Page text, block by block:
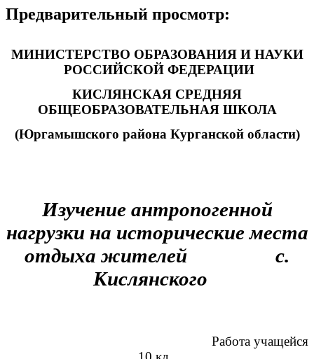
Предварительный просмотр:
МИНИСТЕРСТВО ОБРАЗОВАНИЯ И НАУКИ
РОССИЙСКОЙ ФЕДЕРАЦИИ
КИСЛЯНСКАЯ СРЕДНЯЯ
ОБЩЕОБРАЗОВАТЕЛЬНАЯ ШКОЛА
(Юргамышского района Курганской области)
Изучение антропогенной
нагрузки на исторические места
отдыха жителей с.
Кислянского
Работа учащейся